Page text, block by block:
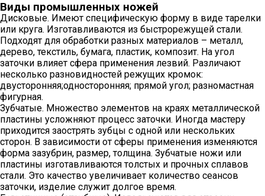
Виды промышленных ножей
Дисковые. Имеют специфическую форму в виде тарелки
или круга. Изготавливаются из быстрорежущей стали.
Подходят для обработки разных материалов – металл,
дерево, текстиль, бумага, пластик, композит. На угол
заточки влияет сфера применения лезвий. Различают
несколько разновидностей режущих кромок:
двусторонняя;односторонняя; прямой угол; разномастная
фигурная.
Зубчатые. Множество элементов на краях металлической
пластины усложняют процесс заточки. Иногда мастеру
приходится заострять зубцы с одной или нескольких
сторон. В зависимости от сферы применения изменяются
форма зазубрин, размер, толщина. Зубчатые ножи или
пластины изготавливаются толстых и прочных сплавов
стали. Это качество увеличивает количество сеансов
заточки, изделие служит долгое время.